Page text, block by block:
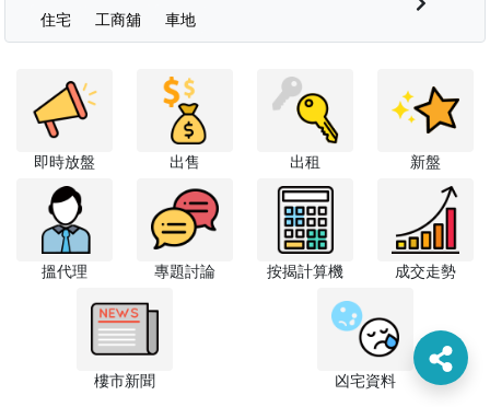
住宅 工商舖 車地
即時放盤 出售 出租 新盤
搵代理 專題討論 按揭計算機 成交走勢
樓市新聞 凶宅資料